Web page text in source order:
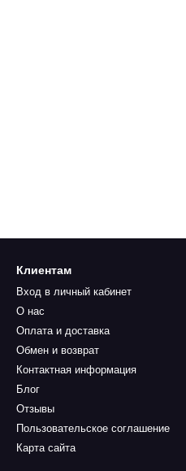
Клиентам
Вход в личный кабинет
О нас
Оплата и доставка
Обмен и возврат
Контактная информация
Блог
Отзывы
Пользовательское соглашение
Карта сайта